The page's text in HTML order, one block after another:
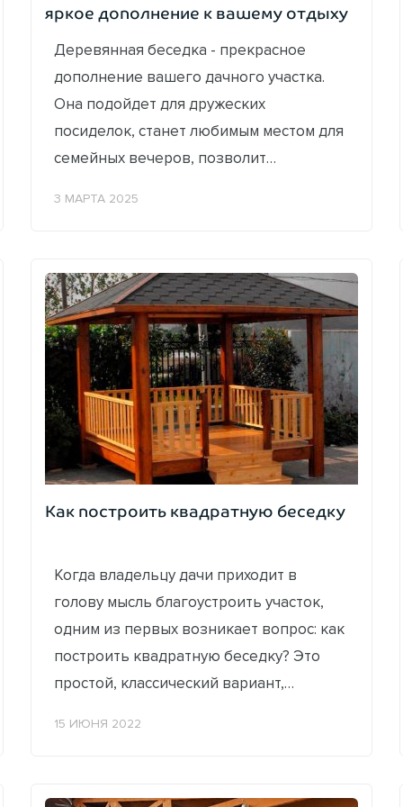
яркое дополнение к вашему отдыху
Деревянная беседка - прекрасное
дополнение вашего дачного участка.
Она подойдет для дружеских
посиделок, станет любимым местом для
семейных вечеров, позволит
3 МАРТА 2025
Как построить квадратную беседку
Когда владельцу дачи приходит в
голову мысль благоустроить участок,
одним из первых возникает вопрос: как
построить квадратную беседку? Это
простой, классический вариант,
15 ИЮНЯ 2022